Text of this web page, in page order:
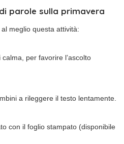
parole sulla primavera
meglio questa attività:
per favorire l’ascolto
a rileggere il testo lentamente.
con il foglio stampato (disponibile